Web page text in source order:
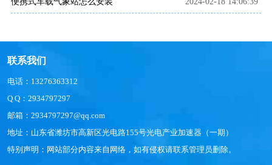
联系我们
电话：13276363312
Q Q：2934797297
邮箱：2934797297@qq.com
地址：山东省潍坊市高新区光电路155号光电产业加速器（一期）
特别声明：网站部分内容来自网络，如有侵权请联系管理员删除。